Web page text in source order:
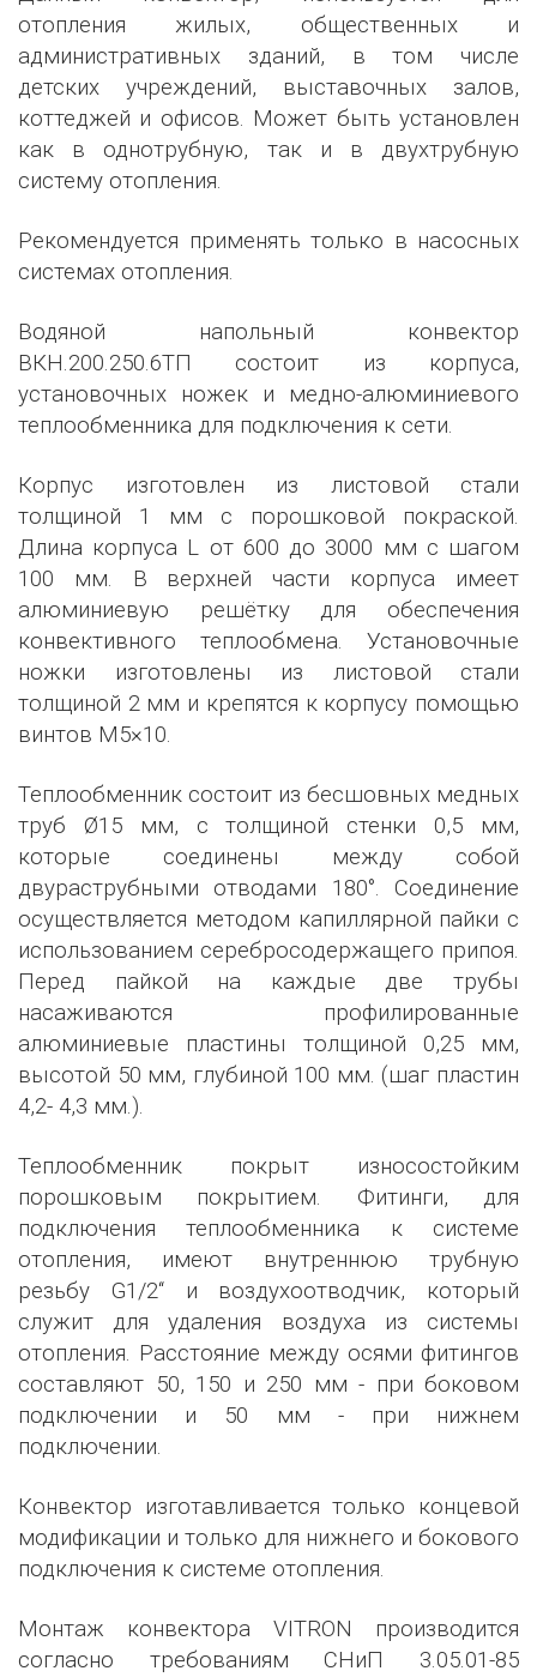
отопления жилых, общественных и
административных зданий, в том числе
детских учреждений, выставочных залов,
коттеджей и офисов. Может быть установлен
как в однотрубную, так и в двухтрубную
систему отопления.
Рекомендуется применять только в насосных
системах отопления.
Водяной напольный конвектор
ВКН.200.250.6ТП состоит из корпуса,
установочных ножек и медно-алюминиевого
теплообменника для подключения к сети.
Корпус изготовлен из листовой стали
толщиной 1 мм с порошковой покраской.
Длина корпуса L от 600 до 3000 мм с шагом
100 мм. В верхней части корпуса имеет
алюминиевую решётку для обеспечения
конвективного теплообмена. Установочные
ножки изготовлены из листовой стали
толщиной 2 мм и крепятся к корпусу помощью
винтов М5×10.
Теплообменник состоит из бесшовных медных
труб Ø15 мм, с толщиной стенки 0,5 мм,
которые соединены между собой
двураструбными отводами 180°. Соединение
осуществляется методом капиллярной пайки с
использованием серебросодержащего припоя.
Перед пайкой на каждые две трубы
насаживаются профилированные
алюминиевые пластины толщиной 0,25 мм,
высотой 50 мм, глубиной 100 мм. (шаг пластин
4,2- 4,3 мм.).
Теплообменник покрыт износостойким
порошковым покрытием. Фитинги, для
подключения теплообменника к системе
отопления, имеют внутреннюю трубную
резьбу G1/2‘‘ и воздухоотводчик, который
служит для удаления воздуха из системы
отопления. Расстояние между осями фитингов
составляют 50, 150 и 250 мм - при боковом
подключении и 50 мм - при нижнем
подключении.
Конвектор изготавливается только концевой
модификации и только для нижнего и бокового
подключения к системе отопления.
Монтаж конвектора VITRON производится
согласно требованиям СНиП 3.05.01-85